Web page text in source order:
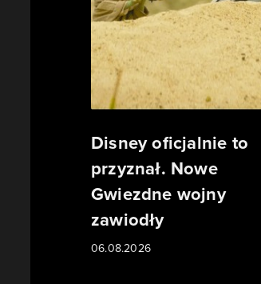
Disney oficjalnie to
przyznał. Nowe
Gwiezdne wojny
zawiodły
06.08.2026